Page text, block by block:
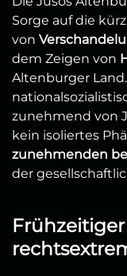
Sorge auf die
von
dem Zeigen von
Altenburger
zunehmend von
kein isoliertes
zunehmenden
der